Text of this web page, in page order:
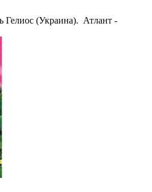
Гелиос (Украина). Атлант -